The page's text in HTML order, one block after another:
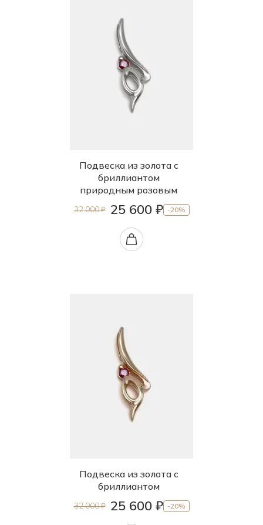
Подвеска из золота с
бриллиантом
природным розовым
32 000 ₽ 25 600 ₽ -20%
Подвеска из золота с
бриллиантом
32 000 ₽ 25 600 ₽ -20%